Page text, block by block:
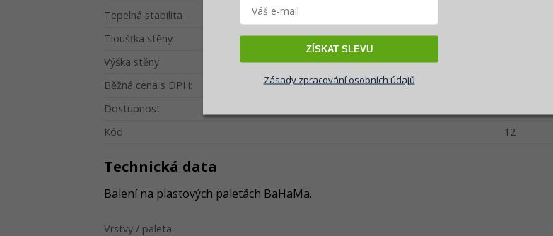
Tepelná stabilita
Tloušťka stěny
Výška stěny
Běžná cena s DPH:
Dostupnost
Kód
12
Technická data
Balení na plastových paletách BaHaMa.
Vrstvy / paleta
ZÍSKAT SLEVU
Zásady zpracování osobních údajů